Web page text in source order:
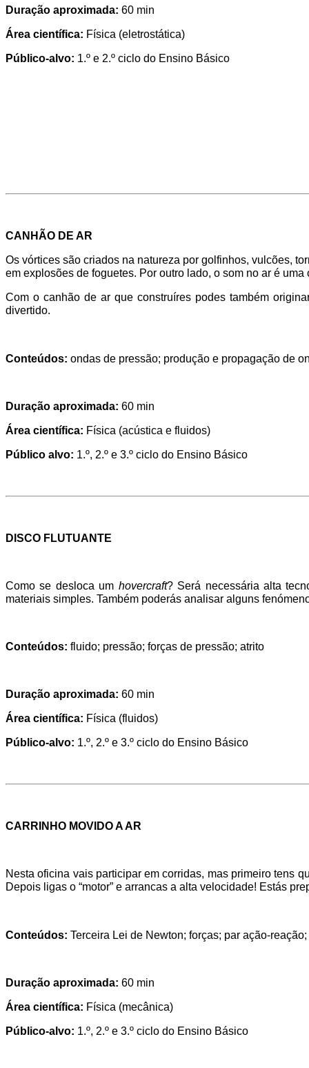
Duração aproximada: 60 min
Área científica: Física (eletrostática)
Público-alvo: 1.º e 2.º ciclo do Ensino Básico
CANHÃO DE AR
Os vórtices são criados na natureza por golfinhos, vulcões,
em explosões de foguetes. Por outro lado, o som no ar é
Com o canhão de ar que construíres podes também
divertido.
Conteúdos: ondas de pressão; produção e propagação de
Duração aproximada: 60 min
Área científica: Física (acústica e fluidos)
Público alvo: 1.º, 2.º e 3.º ciclo do Ensino Básico
DISCO FLUTUANTE
Como se desloca um hovercraft? Será necessária alta
materiais simples. Também poderás analisar alguns
Conteúdos: fluido; pressão; forças de pressão; atrito
Duração aproximada: 60 min
Área científica: Física (fluidos)
Público-alvo: 1.º, 2.º e 3.º ciclo do Ensino Básico
CARRINHO MOVIDO A AR
Nesta oficina vais participar em corridas, mas primeiro tens
Depois ligas o “motor” e arrancas a alta velocidade! Estás
Conteúdos: Terceira Lei de Newton; forças; par ação-
Duração aproximada: 60 min
Área científica: Física (mecânica)
Público-alvo: 1.º, 2.º e 3.º ciclo do Ensino Básico